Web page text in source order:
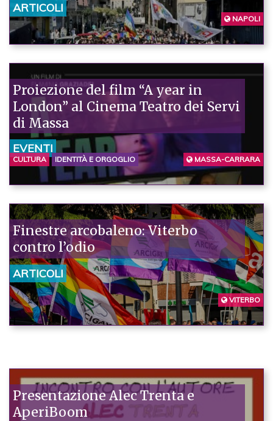
ARTICOLI
NAPOLI
Proiezione del film “A year in
London” al Cinema Teatro dei Servi
di Massa
EVENTI
CULTURA IDENTITÀ E ORGOGLIO MASSA-CARRARA
Finestre arcobaleno: Viterbo
contro l’odio
ARTICOLI
VITERBO
Presentazione Alec Trenta e
AperiBoom